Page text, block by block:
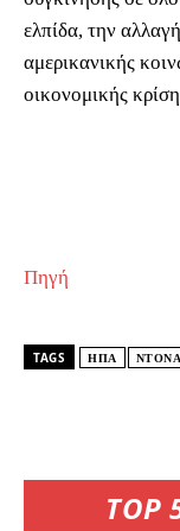
ελπίδα, την
αμερικανικής
οικονομικής
Πηγή
TAGS ΗΠΑ